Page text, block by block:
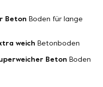
Beton Boden für lange
weich Betonboden
Beton Boden